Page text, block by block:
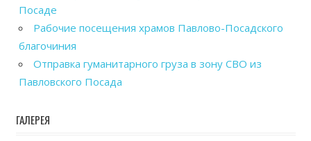
Посаде
Рабочие посещения храмов Павлово-Посадского
благочиния
Отправка гуманитарного груза в зону СВО из
Павловского Посада
ГАЛЕРЕЯ